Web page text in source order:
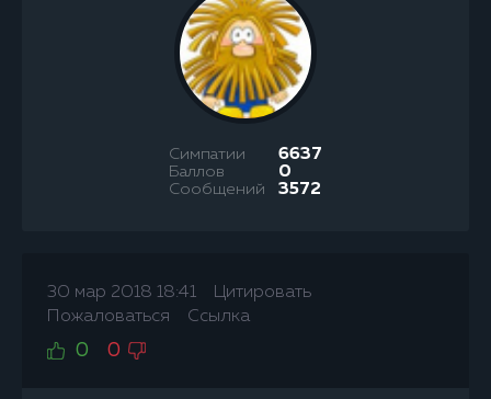
Симпатии 6637
Баллов 0
Сообщений 3572
30 мар 2018 18:41
Цитировать
Пожаловаться
Ссылка
0 0